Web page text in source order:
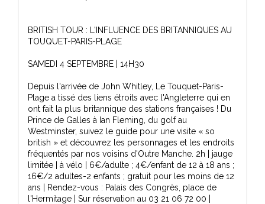
BRITISH TOUR : L'INFLUENCE DES BRITANNIQUES AU
TOUQUET-PARIS-PLAGE
SAMEDI 4 SEPTEMBRE | 14H30
Depuis l'arrivée de John Whitley, Le Touquet-Paris-
Plage a tissé des liens étroits avec l'Angleterre qui en
ont fait la plus britannique des stations françaises ! Du
Prince de Galles à Ian Fleming, du golf au
Westminster, suivez le guide pour une visite « so
british » et découvrez les personnages et les endroits
fréquentés par nos voisins d'Outre Manche. 2h | jauge
limitée | à vélo | 6€/adulte ; 4€/enfant de 12 à 18 ans ;
16€/2 adultes-2 enfants ; gratuit pour les moins de 12
ans | Rendez-vous : Palais des Congrès, place de
l'Hermitage | Sur réservation au 03 21 06 72 00 |